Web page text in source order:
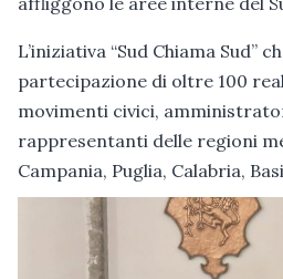
L’iniziativa “Sud Chiama Sud”
partecipazione di oltre 100
movimenti civici,
rappresentanti delle regioni
Campania, Puglia, Calabria,